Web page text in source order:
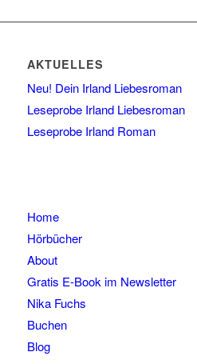
AKTUELLES
Neu! Dein Irland Liebesroman
Leseprobe Irland Liebesroman
Leseprobe Irland Roman
Home
Hörbücher
About
Gratis E-Book im Newsletter
Nika Fuchs
Buchen
Blog